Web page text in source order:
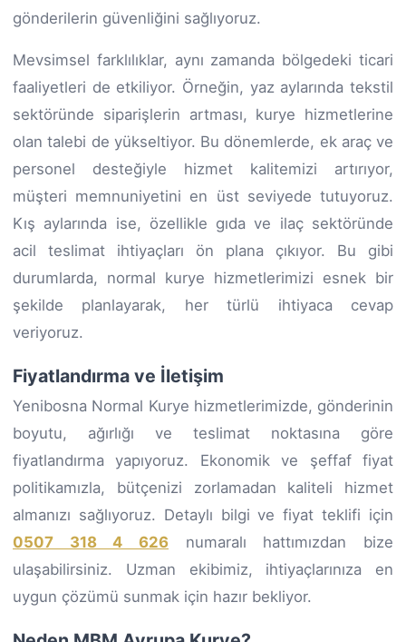
gönderilerin güvenliğini sağlıyoruz.
Mevsimsel farklılıklar, aynı zamanda bölgedeki ticari
faaliyetleri de etkiliyor. Örneğin, yaz aylarında tekstil
sektöründe siparişlerin artması, kurye hizmetlerine
olan talebi de yükseltiyor. Bu dönemlerde, ek araç ve
personel desteğiyle hizmet kalitemizi artırıyor,
müşteri memnuniyetini en üst seviyede tutuyoruz.
Kış aylarında ise, özellikle gıda ve ilaç sektöründe
acil teslimat ihtiyaçları ön plana çıkıyor. Bu gibi
durumlarda, normal kurye hizmetlerimizi esnek bir
şekilde planlayarak, her türlü ihtiyaca cevap
veriyoruz.
Fiyatlandırma ve İletişim
Yenibosna Normal Kurye hizmetlerimizde, gönderinin
boyutu, ağırlığı ve teslimat noktasına göre
fiyatlandırma yapıyoruz. Ekonomik ve şeffaf fiyat
politikamızla, bütçenizi zorlamadan kaliteli hizmet
almanızı sağlıyoruz. Detaylı bilgi ve fiyat teklifi için
0507 318 4 626 numaralı hattımızdan bize
ulaşabilirsiniz. Uzman ekibimiz, ihtiyaçlarınıza en
uygun çözümü sunmak için hazır bekliyor.